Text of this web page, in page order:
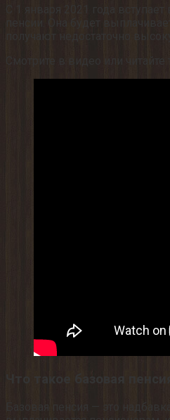
С 1 января 2021 года вступает
пенсии. Она будет
получают недостаточно
Смотрите в видео или
Что такое базовая пенсия
Базовая пенсия — это